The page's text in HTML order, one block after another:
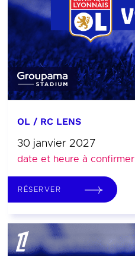
OL / RC LENS
30 janvier 2027
date et heure à confirmer
RÉSERVER